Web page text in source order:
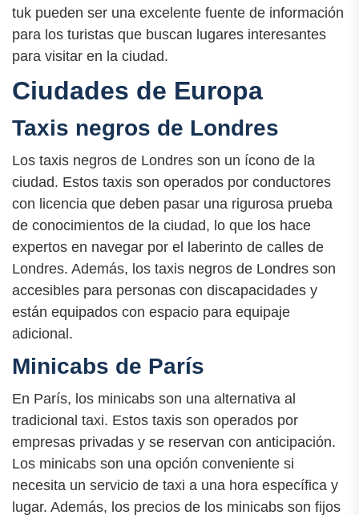
tuk pueden ser una excelente fuente de información
para los turistas que buscan lugares interesantes
para visitar en la ciudad.
Ciudades de Europa
Taxis negros de Londres
Los taxis negros de Londres son un ícono de la
ciudad. Estos taxis son operados por conductores
con licencia que deben pasar una rigurosa prueba
de conocimientos de la ciudad, lo que los hace
expertos en navegar por el laberinto de calles de
Londres. Además, los taxis negros de Londres son
accesibles para personas con discapacidades y
están equipados con espacio para equipaje
adicional.
Minicabs de París
En París, los minicabs son una alternativa al
tradicional taxi. Estos taxis son operados por
empresas privadas y se reservan con anticipación.
Los minicabs son una opción conveniente si
necesita un servicio de taxi a una hora específica y
lugar. Además, los precios de los minicabs son fijos